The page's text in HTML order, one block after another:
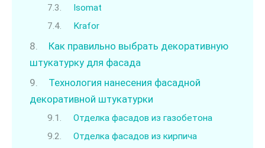
Isomat
Krafor
Как правильно выбрать декоративную
штукатурку для фасада
Технология нанесения фасадной
декоративной штукатурки
Отделка фасадов из газобетона
Отделка фасадов из кирпича